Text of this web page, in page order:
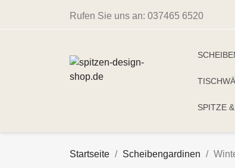
Rufen Sie uns an: 037465 6520
SPITZE
Startseite Scheibengardinen